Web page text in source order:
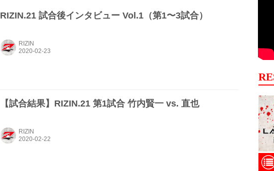
RIZIN.21 試合後インタビュー Vol.1（第1〜3試合）
RIZIN
【試合結果】RIZIN.21 第1試合 竹内賢一 vs. 直也
RIZIN